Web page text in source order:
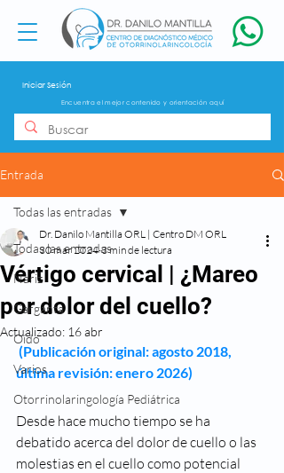
Iniciar Sesión
Encuentra el mejor contenido y orientación aquí
Entrada
Todas las entradas
Nariz
Garganta
Oído
Varios
Otorrinolaringología Pediátrica
Todas las entradas
Vértigo cervical | ¿Mareo
por dolor del cuello?
Dr. Danilo Mantilla ORL | Centro DM ORL
30 mar 2024 3 min de lectura
Actualizado: 16 abr
última revisión: enero 2026)
Desde hace mucho tiempo se ha
debatido acerca del dolor de cuello o las
molestias en el cuello como potencial